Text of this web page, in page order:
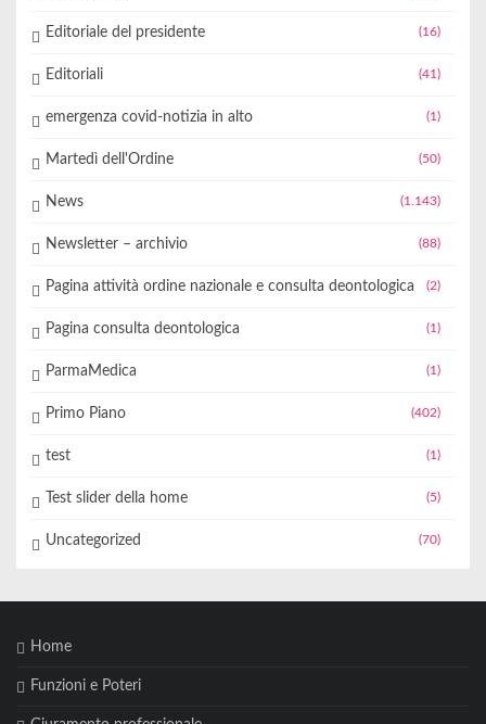
Editoriale del presidente (16)
Editoriali (41)
emergenza covid-notizia in alto (1)
Martedì dell'Ordine (50)
News (1.143)
Newsletter – archivio (88)
Pagina attività ordine nazionale e consulta deontologica (2)
Pagina consulta deontologica (1)
ParmaMedica (1)
Primo Piano (402)
test (1)
Test slider della home (5)
Uncategorized (70)
Home
Funzioni e Poteri